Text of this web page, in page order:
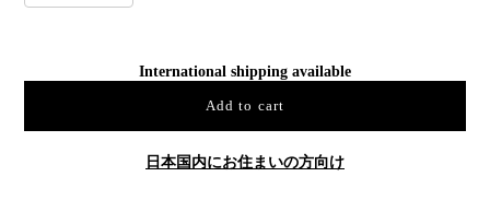
International shipping available
Add to cart
日本国内にお住まいの方向け